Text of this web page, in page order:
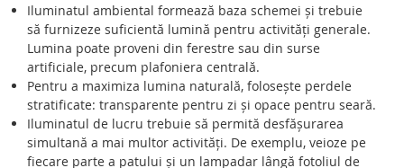
Iluminatul ambiental formează baza schemei și trebuie
să furnizeze suficientă lumină pentru activități generale.
Lumina poate proveni din ferestre sau din surse
artificiale, precum plafoniera centrală.
Pentru a maximiza lumina naturală, folosește perdele
stratificate: transparente pentru zi și opace pentru seară.
Iluminatul de lucru trebuie să permită desfășurarea
simultană a mai multor activități. De exemplu, veioze pe
fiecare parte a patului și un lampadar lângă fotoliul de